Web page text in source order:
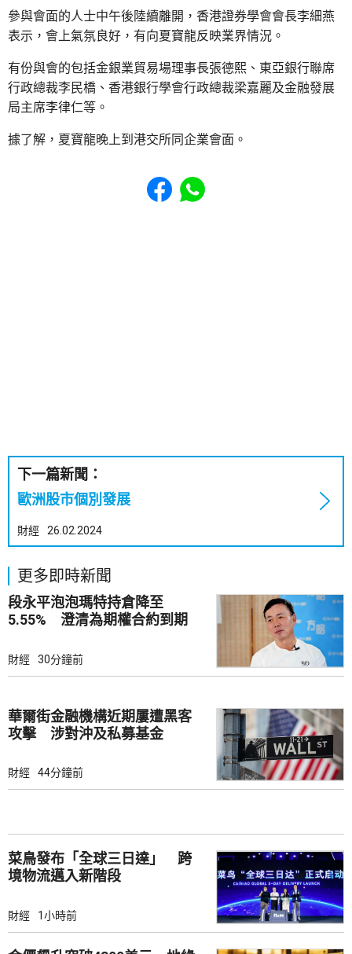
參與會面的人士中午後陸續離開，香港證券學會會長李細燕
表示，會上氣氛良好，有向夏寶龍反映業界情況。
有份與會的包括金銀業貿易場理事長張德熙、東亞銀行聯席
行政總裁李民橋、香港銀行學會行政總裁梁嘉麗及金融發展
局主席李律仁等。
據了解，夏寶龍晚上到港交所同企業會面。
Share to Facebook
Share to WhatsApp
下一篇新聞：
歐洲股市個別發展
財經 26.02.2024
更多即時新聞
段永平泡泡瑪特持倉降至
5.55% 澄清為期權合約到期
財經 30分鐘前
華爾街金融機構近期屢遭黑客
攻擊 涉對沖及私募基金
財經 44分鐘前
菜鳥發布「全球三日達」 跨
境物流邁入新階段
財經 1小時前